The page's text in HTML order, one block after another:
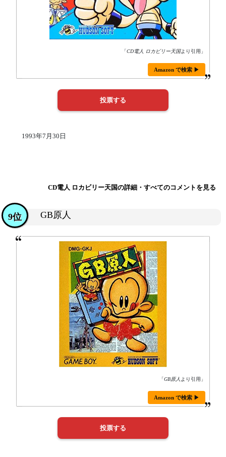
「CD電人 ロカビリー天国より引用」
Amazon で検索 ▶
1993年7月30日
CD電人 ロカビリー天国の詳細・すべてのコメントを見る
GB原人
9位
「GB原人 より引用」
Amazon で検索 ▶